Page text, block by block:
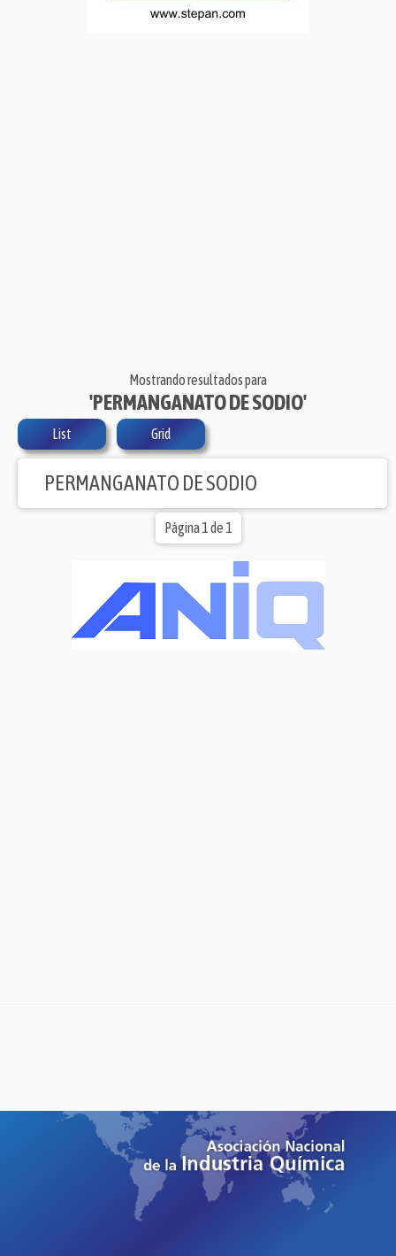
Mostrando resultados para
'PERMANGANATO DE SODIO'
List Grid
PERMANGANATO DE SODIO
Página 1 de 1